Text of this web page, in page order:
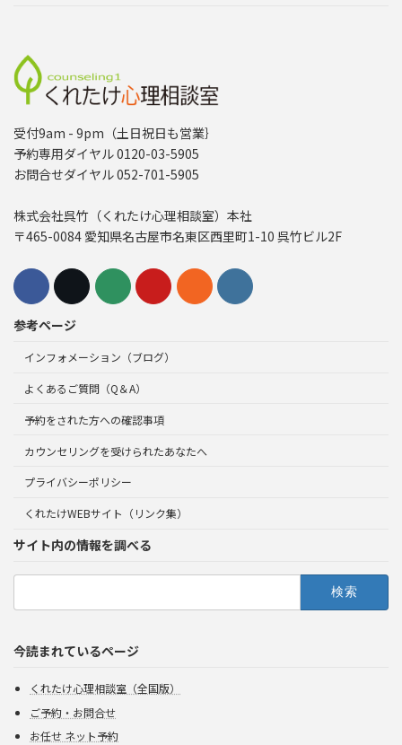
受付9am - 9pm（土日祝日も営業｝
予約専用ダイヤル 0120-03-5905
お問合せダイヤル 052-701-5905
株式会社呉竹（くれたけ心理相談室）本社
〒465-0084 愛知県名古屋市名東区西里町1-10 呉竹ビル2F
参考ページ
インフォメーション（ブログ）
よくあるご質問（Q＆A）
予約をされた方への確認事項
カウンセリングを受けられたあなたへ
プライバシーポリシー
くれたけWEBサイト（リンク集）
サイト内の情報を調べる
検
今読まれているページ
くれたけ心理相談室（全国版）
ご予約・お問合せ
お任せ ネット予約